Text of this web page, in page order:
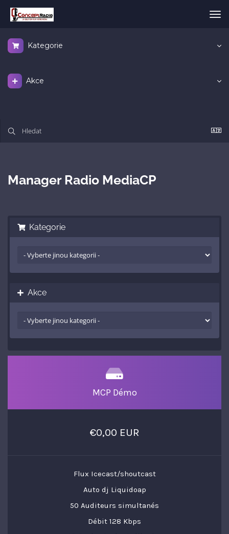
Kategorie
Akce
Manager Radio MediaCP
Kategorie
Akce
MCP Démo
€0,00 EUR
Flux Icecast/shoutcast
Auto dj Liquidoap
50 Auditeurs simultanés
Débit 128 Kbps